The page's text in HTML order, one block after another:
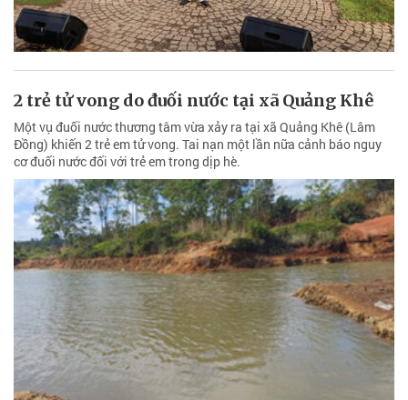
2 trẻ tử vong do đuối nước tại xã Quảng Khê
Một vụ đuối nước thương tâm vừa xảy ra tại xã Quảng Khê (Lâm
Đồng) khiến 2 trẻ em tử vong. Tai nạn một lần nữa cảnh báo nguy
cơ đuối nước đối với trẻ em trong dịp hè.